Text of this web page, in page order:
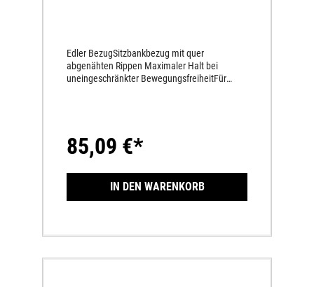
Edler BezugSitzbankbezug mit quer
abgenähten Rippen Maximaler Halt bei
uneingeschränkter BewegungsfreiheitFür
85,09 €*
IN DEN WARENKORB